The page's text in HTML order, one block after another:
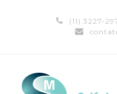
(11) 3227-